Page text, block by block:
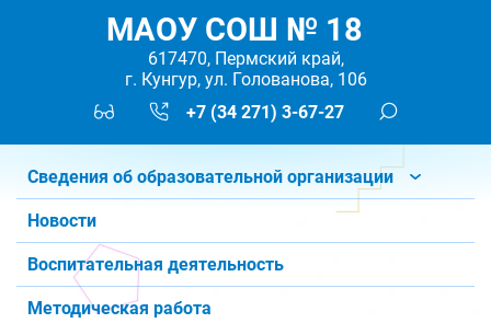
МАОУ СОШ № 18
617470, Пермский край,
г. Кунгур, ул. Голованова, 106
+7 (34 271) 3-67-27
Сведения об образовательной организации
Новости
Воспитательная деятельность
Методическая работа